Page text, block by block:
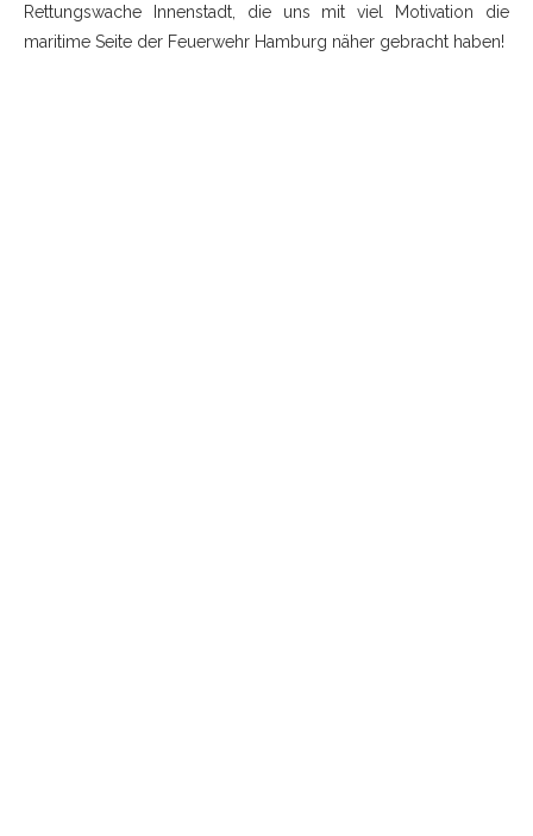
Rettungswache Innenstadt, die uns mit viel Motivation die
maritime Seite der Feuerwehr Hamburg näher gebracht haben!